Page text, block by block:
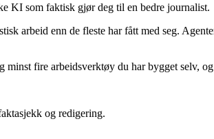
KI som faktisk gjør deg til en bedre journalist.
arbeid enn de fleste har fått med seg.
fire arbeidsverktøy du har bygget selv,
og redigering.